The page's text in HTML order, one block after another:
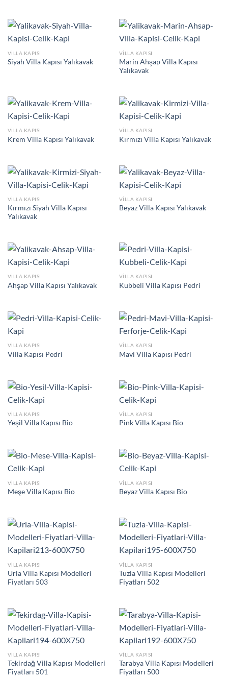
VILLA KAPISI
Siyah Villa Kapısı Yalıkavak
VILLA KAPISI
Marin Ahşap Villa Kapısı
Yalıkavak
VILLA KAPISI
Krem Villa Kapısı Yalıkavak
VILLA KAPISI
Kırmızı Villa Kapısı Yalıkavak
VILLA KAPISI
Kırmızı Siyah Villa Kapısı
Yalıkavak
VILLA KAPISI
Beyaz Villa Kapısı Yalıkavak
VILLA KAPISI
Ahşap Villa Kapısı Yalıkavak
VILLA KAPISI
Kubbeli Villa Kapısı Pedri
VILLA KAPISI
Villa Kapısı Pedri
VILLA KAPISI
Mavi Villa Kapısı Pedri
VILLA KAPISI
Yeşil Villa Kapısı Bio
VILLA KAPISI
Pink Villa Kapısı Bio
VILLA KAPISI
Meşe Villa Kapısı Bio
VILLA KAPISI
Beyaz Villa Kapısı Bio
VILLA KAPISI
Urla Villa Kapısı Modelleri
Fiyatları 503
VILLA KAPISI
Tuzla Villa Kapısı Modelleri
Fiyatları 502
VILLA KAPISI
Tekirdağ Villa Kapısı Modelleri
Fiyatları 501
VILLA KAPISI
Tarabya Villa Kapısı Modelleri
Fiyatları 500